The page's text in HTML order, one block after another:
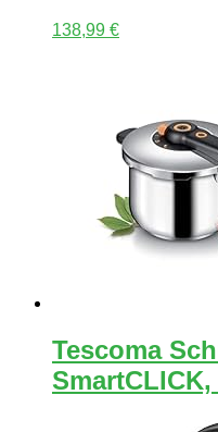
138,99 €
Tescoma